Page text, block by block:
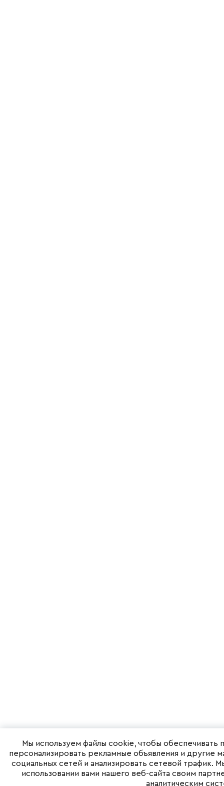
Мы используем файлы cookie, чтобы обеспечивать
персонализировать рекламные объявления и другие
социальных сетей и анализировать сетевой
использовании вами нашего веб-сайта своим
аналитическим